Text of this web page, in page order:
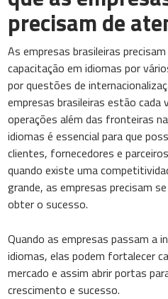
precisam de
As empresas brasileiras
capacitação em idiomas por
por questões de
empresas brasileiras estão cada
operações além das fronteiras
idiomas é essencial para que
clientes, fornecedores e
quando existe uma
grande, as empresas precisam
obter o sucesso.
Quando as empresas passam a
idiomas, elas podem fortalecer
mercado e assim abrir portas
crescimento e sucesso.